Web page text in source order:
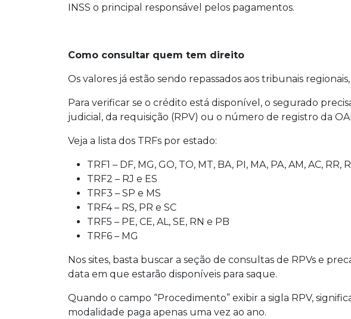
INSS o principal responsável pelos pagamentos.
Como consultar quem tem direito
Os valores já estão sendo repassados aos tribunais
Para verificar se o crédito está disponível, o segurado
judicial, da requisição (RPV) ou o número de registro da
Veja a lista dos TRFs por estado:
TRF1 – DF, MG, GO, TO, MT, BA, PI, MA, PA, AM, AC, RR,
TRF2 – RJ e ES
TRF3 – SP e MS
TRF4 – RS, PR e SC
TRF5 – PE, CE, AL, SE, RN e PB
TRF6 – MG
Nos sites, basta buscar a seção de consultas de RPVs e
data em que estarão disponíveis para saque.
Quando o campo “Procedimento” exibir a sigla RPV,
modalidade paga apenas uma vez ao ano.